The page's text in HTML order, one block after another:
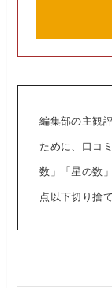
編集部の主観
ために、口コ
数」「星の数
点以下切り捨て